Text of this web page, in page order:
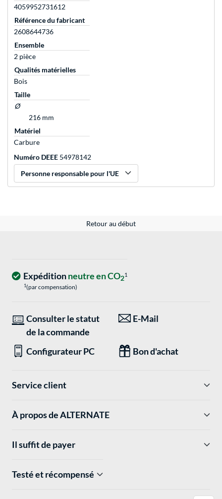
4059952731612
Référence du fabricant
2608644736
Ensemble
2 pièce
Qualités matérielles
Bois
Taille
Ø
216 mm
Matériel
Carbure
Numéro DEEE 54978142
Personne responsable pour l'UE
Retour au début
Expéditionneutre en CO21
1(par compensation)
Consulter le statut
de la commande
E-Mail
Configurateur PC Bon d'achat
Service client
À propos de ALTERNATE
Il suffit de payer
Testé et récompensé